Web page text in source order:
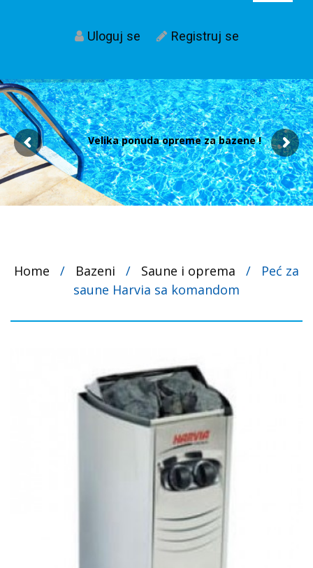
Uloguj se Registruj se
Velika ponuda opreme za bazene !
Home / Bazeni / Saune i oprema /
Peć za
saune Harvia sa komandom